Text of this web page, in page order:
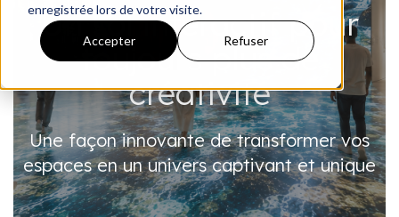
enregistrée lors de votre visite.
Accepter Refuser
Un sol interactif pour
toujours plus de
créativité
Une façon innovante de transformer vos
espaces en un univers captivant et unique